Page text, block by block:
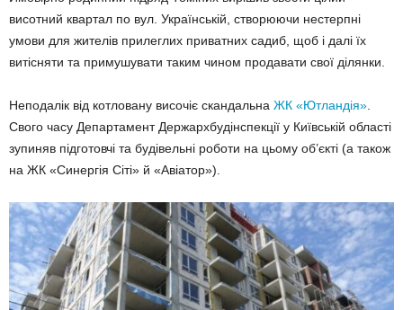
висотний квартал по вул. Українській, створюючи нестерпні
умови для жителів прилеглих приватних садиб, щоб і далі їх
витісняти та примушувати таким чином продавати свої ділянки.
Неподалік від котловану височіє скандальна ЖК «Ютландія»
Свого часу Департамент Держархбудінспекції у Київській області
зупиняв підготовчі та будівельні роботи на цьому об’єкті (а також
на ЖК «Синергія Сіті» й «Авіатор»).